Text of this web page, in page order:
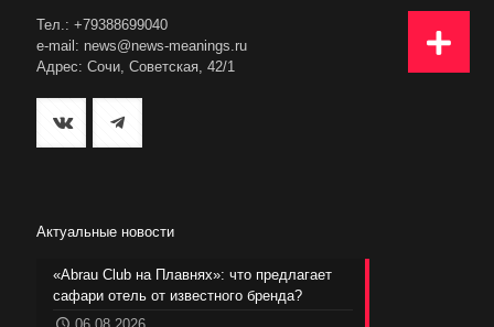
Тел.: +79388699040
e-mail: news@news-meanings.ru
Адрес: Сочи, Советская, 42/1
Актуальные новости
«Abrau Club на Плавнях»: что предлагает
сафари отель от известного бренда?